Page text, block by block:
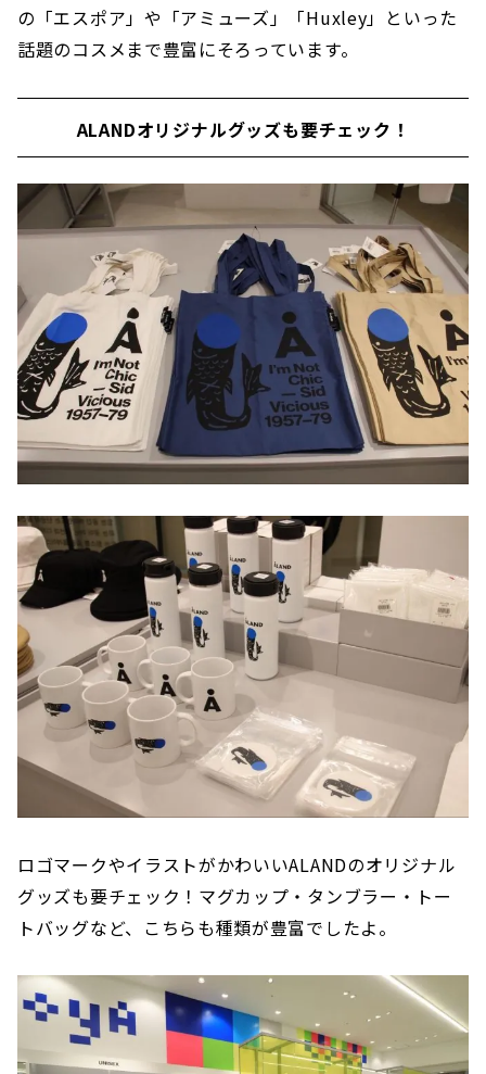
の「エスポア」や「アミューズ」「Huxley」といった
話題のコスメまで豊富にそろっています。
ALANDオリジナルグッズも要チェック！
ロゴマークやイラストがかわいいALANDのオリジナル
グッズも要チェック！マグカップ・タンブラー・トー
トバッグなど、こちらも種類が豊富でしたよ。